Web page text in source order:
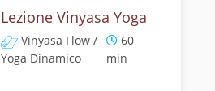
Lezione Vinyasa Yoga
Vinyasa Flow /
Yoga Dinamico
60
min